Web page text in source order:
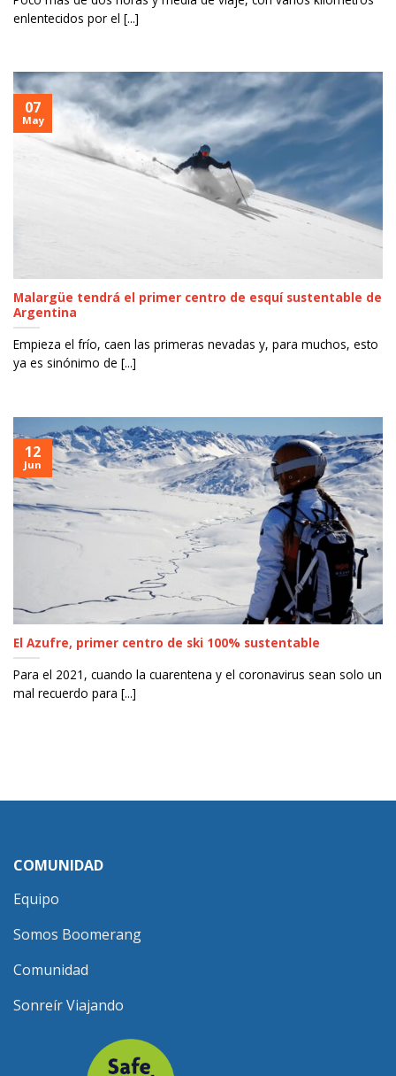
enlentecidos por el [...]
Malargüe tendrá el primer centro de esquí sustentable de
Argentina
Empieza el frío, caen las primeras nevadas y, para muchos, esto
ya es sinónimo de [...]
07
May
El Azufre, primer centro de ski 100% sustentable
Para el 2021, cuando la cuarentena y el coronavirus sean solo un
mal recuerdo para [...]
12
Jun
COMUNIDAD
Equipo
Somos Boomerang
Comunidad
Sonreír Viajando